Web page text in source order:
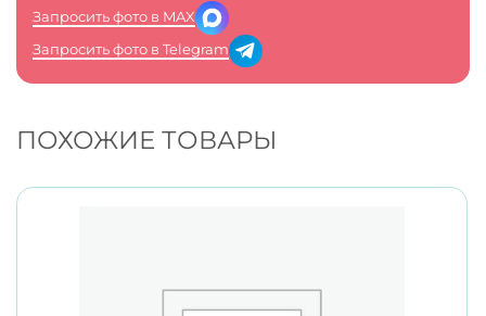
Запросить фото в MAX
Запросить фото в Telegram
ПОХОЖИЕ ТОВАРЫ